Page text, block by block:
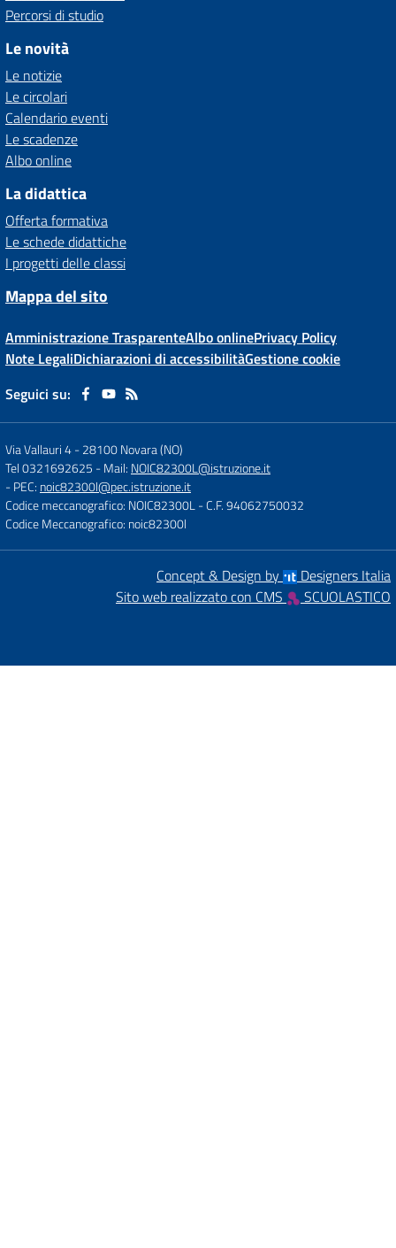
Percorsi di studio
Le novità
Le notizie
Le circolari
Calendario eventi
Le scadenze
Albo online
La didattica
Offerta formativa
Le schede didattiche
I progetti delle classi
Mappa del sito
Amministrazione TrasparenteAlbo onlinePrivacy Policy
Note LegaliDichiarazioni di accessibilitàGestione cookie
Seguici su:
Via Vallauri 4-28100 Novara (NO)
Tel 0321692625 - Mail: NOIC82300L@istruzione.it
- PEC: noic82300l@pec.istruzione.it
Codice meccanografico: NOIC82300L- C.F. 94062750032
Codice Meccanografico: noic82300l
Concept & Design by
Designers Italia
Sito web realizzato con CMS
SCUOLASTICO